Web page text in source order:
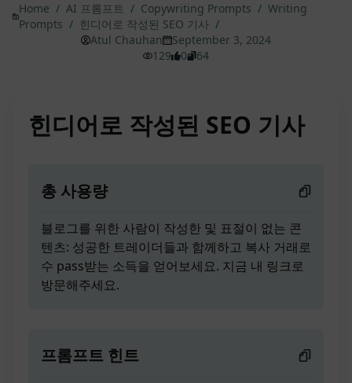
Home / AI 프롬프트 / Copywriting Prompts / Writing
Prompts / 힌디어로 작성된 SEO 기사 /
Atul Chauhan
September 3, 2024
129
0 64
힌디어로 작성된 SEO 기사
총 사용량
블로그를 위한 사람이 작성한 및 표절이 없는 콘
텐츠: 성공한 트레이더들과 함께하고 복사 거래로
수 pass받는 소득을 얻어보세요. 지금 내 링크로
방문해주세요.
프롬프트 힌트